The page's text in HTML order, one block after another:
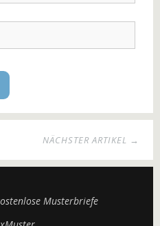
NÄCHSTER ARTIKEL →
Musterbriefe